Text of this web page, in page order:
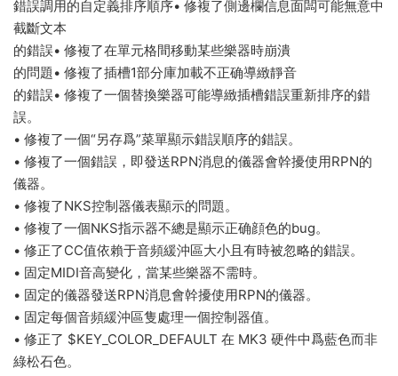
錯誤調用的自定義排序順序• 修複了側邊欄信息面闆可能無意中
截斷文本
的錯誤• 修複了在單元格間移動某些樂器時崩潰
的問題• 修複了插槽1部分庫加載不正确導緻靜音
的錯誤• 修複了一個替換樂器可能導緻插槽錯誤重新排序的錯
誤。
• 修複了一個“另存爲”菜單顯示錯誤順序的錯誤。
• 修複了一個錯誤，即發送RPN消息的儀器會幹擾使用RPN的
儀器。
• 修複了NKS控制器儀表顯示的問題。
• 修複了一個NKS指示器不總是顯示正确顔色的bug。
• 修正了CC值依賴于音頻緩沖區大小且有時被忽略的錯誤。
• 固定MIDI音高變化，當某些樂器不需時。
• 固定的儀器發送RPN消息會幹擾使用RPN的儀器。
• 固定每個音頻緩沖區隻處理一個控制器值。
• 修正了 $KEY_COLOR_DEFAULT 在 MK3 硬件中爲藍色而非
綠松石色。